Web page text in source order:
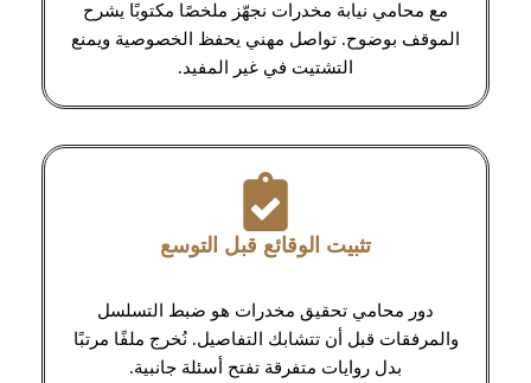
مع محامي نيابة مخدرات نجهّز ملخصًا مكتوبًا يشرح
الموقف بوضوح. تواصل مهني يحفظ الخصوصية ويمنع
التشتيت في غير المفيد.
تثبيت الوقائع قبل التوسع
دور محامي تحقيق مخدرات هو ضبط التسلسل
والمرفقات قبل أن تتشابك التفاصيل. نُخرج ملفًا مرتبًا
بدل روايات متفرقة تفتح أسئلة جانبية.